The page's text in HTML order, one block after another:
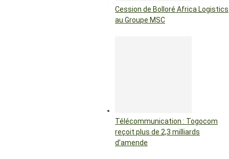
Cession de Bolloré Africa Logistics
au Groupe MSC
Télécommunication : Togocom
reçoit plus de 2,3 milliards
d’amende